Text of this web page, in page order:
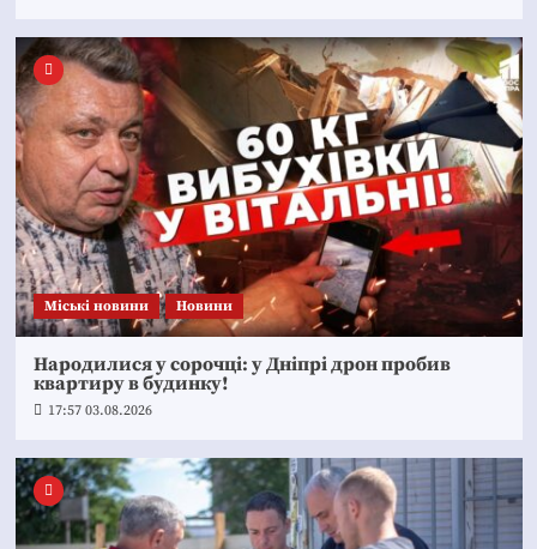
Mіські новини Новини
Народилися у сорочці: у Дніпрі дрон пробив
квартиру в будинку!
17:57 03.08.2026